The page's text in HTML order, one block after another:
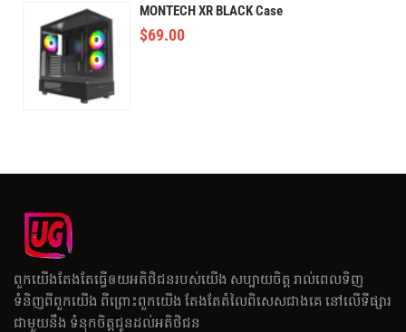
MONTECH XR BLACK Case
$69.00
ពួកយើងតែងតែធ្វើឲយអតិថិជនរបស់យើង សប្បាយចិត្ត រាល់ពេលទិញ
ទំនិញពីពួកយើង ពីព្រោះពួកយើង តែងតែតំលៃពិសេសជាងគេ នៅលើទីផ្សារ
ជាមួយនឹង ទំនុកចិត្តជូនដល់អតិថិជន